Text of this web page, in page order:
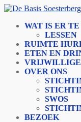
WAT IS ER TE
LESSEN
RUIMTE
ETEN EN
OVER ONS
SWOS
BEZOEK